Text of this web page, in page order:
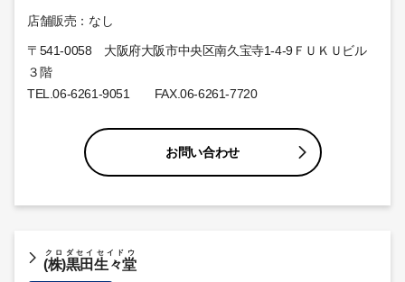
店舗販売：なし
〒541-0058 大阪府大阪市中央区南久宝寺1-4-9ＦＵＫＵビル
３階
TEL.06-6261-9051 FAX.06-6261-7720
お問い合わせ
(株)黒田生々堂
クロダセイセイドウ